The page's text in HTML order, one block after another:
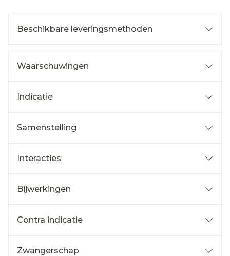
Beschikbare leveringsmethoden
Waarschuwingen
Indicatie
Samenstelling
Interacties
Bijwerkingen
Contra indicatie
Zwangerschap